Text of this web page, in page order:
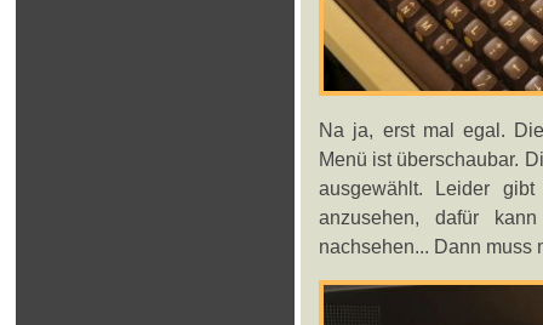
Na ja, erst mal egal.
Menü ist überschaubar.
ausgewählt. Leider
anzusehen, dafür
nachsehen... Dann muss